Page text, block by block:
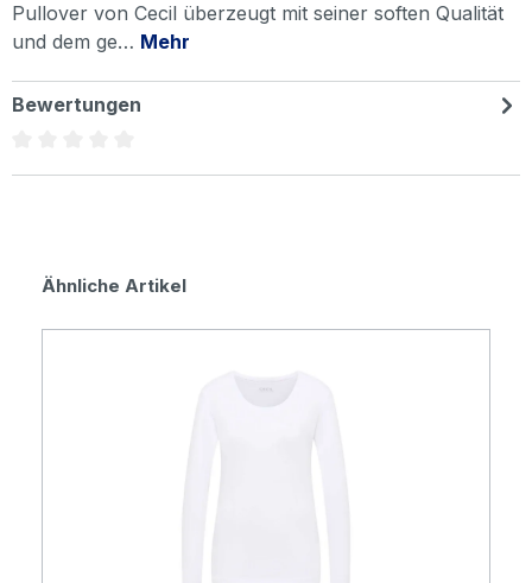
Pullover von Cecil überzeugt mit seiner soften Qualität
und dem ge… Mehr
Bewertungen
Produktgalerie überspringen
Ähnliche Artikel